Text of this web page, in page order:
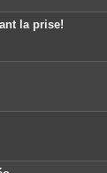
la prise!